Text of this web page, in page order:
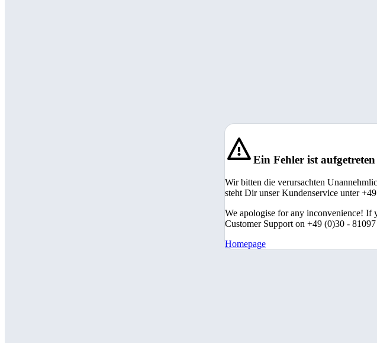
Ein Fehler ist
Wir bitten die verursachten
steht Dir unser Kundenservice unter
We apologise for any inconvenience! If
Customer Support on +49 (0)30 -
Homepage